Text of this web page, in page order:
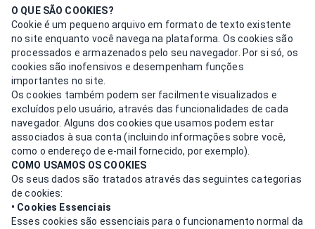
O QUE SÃO COOKIES?
Cookie é um pequeno arquivo em formato de texto existente
no site enquanto você navega na plataforma. Os cookies são
processados e armazenados pelo seu navegador. Por si só, os
cookies são inofensivos e desempenham funções
importantes no site.
Os cookies também podem ser facilmente visualizados e
excluídos pelo usuário, através das funcionalidades de cada
navegador. Alguns dos cookies que usamos podem estar
associados à sua conta (incluindo informações sobre você,
como o endereço de e-mail fornecido, por exemplo).
COMO USAMOS OS COOKIES
Os seus dados são tratados através das seguintes categorias
de cookies:
• Cookies Essenciais
Esses cookies são essenciais para o funcionamento normal da